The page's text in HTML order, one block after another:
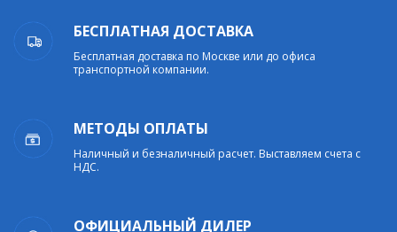
БЕСПЛАТНАЯ ДОСТАВКА
Бесплатная доставка по Москве или до офиса
транспортной компании.
МЕТОДЫ ОПЛАТЫ
Наличный и безналичный расчет. Выставляем счета с
НДС.
ОФИЦИАЛЬНЫЙ ДИЛЕР